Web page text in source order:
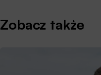
Zobacz także